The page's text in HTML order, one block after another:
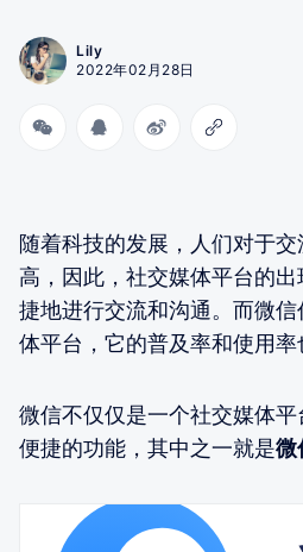
Lily
2022年02月28日
随着科技的发展，人们对于
高，因此，社交媒体平台的
捷地进行交流和沟通。而微
体平台，它的普及率和使用率
微信不仅仅是一个社交媒体
便捷的功能，其中之一就是微